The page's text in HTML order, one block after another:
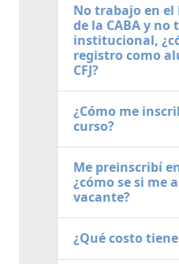
No trabajo en el
de la CABA y no
institucional,
registro como
CFJ?
¿Cómo me
curso?
Me preinscribí
¿cómo se si me
vacante?
¿Qué costo